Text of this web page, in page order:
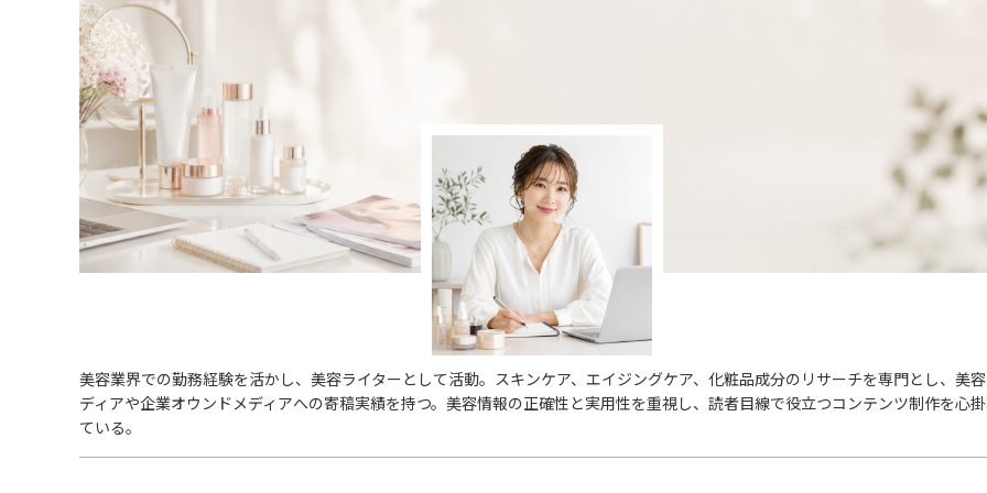
美容業界での勤務経験を活かし、美容ライターとして活動。スキンケア、エイジングケア、化粧品成分のリサーチを専門とし、美
ディアや企業オウンドメディアへの寄稿実績を持つ。美容情報の正確性と実用性を重視し、読者目線で役立つコンテンツ制作を心
ている。